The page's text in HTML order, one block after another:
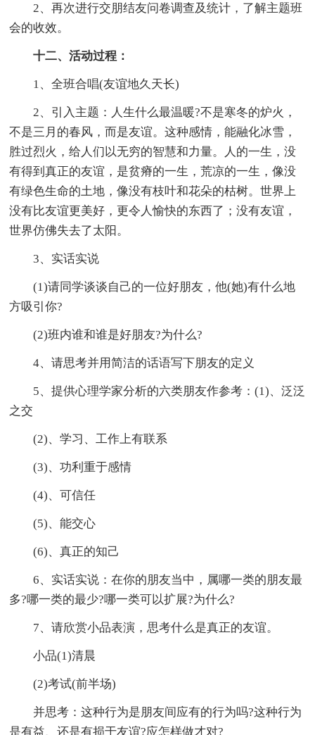
2、再次进行交朋结友问卷调查及统计，了解主题班
会的收效。
十二、活动过程：
1、全班合唱(友谊地久天长)
2、引入主题：人生什么最温暖?不是寒冬的炉火，
不是三月的春风，而是友谊。这种感情，能融化冰雪，
胜过烈火，给人们以无穷的智慧和力量。人的一生，没
有得到真正的友谊，是贫瘠的一生，荒凉的一生，像没
有绿色生命的土地，像没有枝叶和花朵的枯树。世界上
没有比友谊更美好，更令人愉快的东西了；没有友谊，
世界仿佛失去了太阳。
3、实话实说
(1)请同学谈谈自己的一位好朋友，他(她)有什么地
方吸引你?
(2)班内谁和谁是好朋友?为什么?
4、请思考并用简洁的话语写下朋友的定义
5、提供心理学家分析的六类朋友作参考：(1)、泛泛
之交
(2)、学习、工作上有联系
(3)、功利重于感情
(4)、可信任
(5)、能交心
(6)、真正的知己
6、实话实说：在你的朋友当中，属哪一类的朋友最
多?哪一类的最少?哪一类可以扩展?为什么?
7、请欣赏小品表演，思考什么是真正的友谊。
小品(1)清晨
(2)考试(前半场)
并思考：这种行为是朋友间应有的行为吗?这种行为
是有益、还是有损于友谊?应怎样做才对?